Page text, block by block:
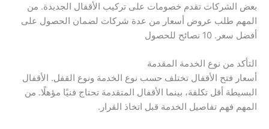
بعض الشركات تقدم خصومات على تركيب الأقفال الجديدة. من
المهم طلب عروض أسعار من عدة شركات لضمان الحصول على
أفضل سعر. 10 نصائح للحصول
التأكد من نوع الخدمة المقدمة
أسعار فتح الأقفال تختلف حسب نوع الخدمة ونوع القفل. الأقفال
البسيطة أقل تكلفة، بينما الأقفال المتقدمة تحتاج فنيًا مؤهلًا. من
المهم فهم تفاصيل الخدمة قبل اتخاذ القرار.